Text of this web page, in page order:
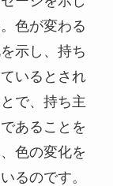
色が変わる
示し、持ち
いるとされ
で、持ち主
あることを
色の変化を
るのです。